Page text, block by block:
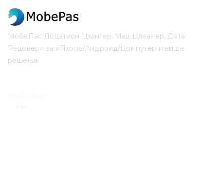
МобеПас Лоцатион Цхангер, Мац Цлеанер, Дата
Рецовери за иПхоне/Андроид/Цомпутер и више
решења.